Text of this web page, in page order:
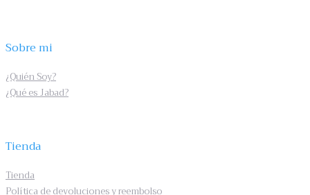
Sobre mi
¿Quién Soy?
¿Qué es Jabad?
Tienda
Tienda
Política de devoluciones y reembolso